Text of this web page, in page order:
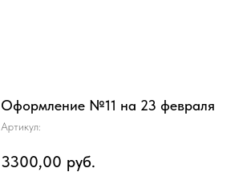
Оформление №11 на 23 февраля
Артикул:
3300,00 руб.